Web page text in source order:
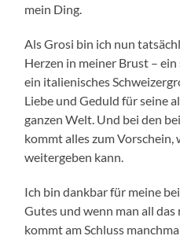
mein Ding.
Als Grosi bin ich nun
Herzen in meiner Brust –
ein italienisches
Liebe und Geduld für seine
ganzen Welt. Und bei den
kommt alles zum Vorschein,
weitergeben kann.
Ich bin dankbar für meine
Gutes und wenn man all
kommt am Schluss